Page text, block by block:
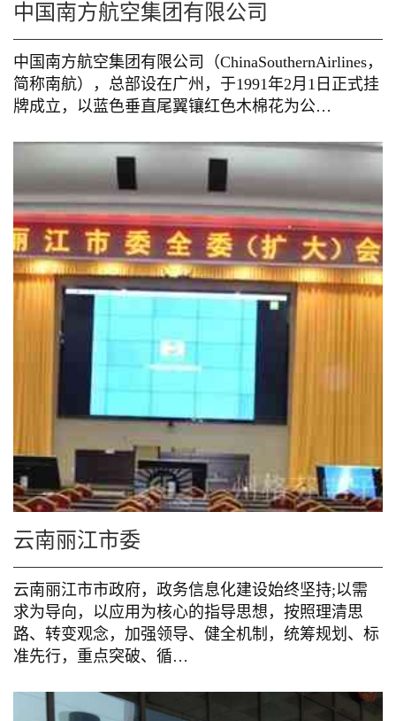
中国南方航空集团有限公司
中国南方航空集团有限公司（ChinaSouthernAirlines，
简称南航），总部设在广州，于1991年2月1日正式挂
牌成立，以蓝色垂直尾翼镶红色木棉花为公…
云南丽江市委
云南丽江市市政府，政务信息化建设始终坚持;以需
求为导向，以应用为核心的指导思想，按照理清思
路、转变观念，加强领导、健全机制，统筹规划、标
准先行，重点突破、循…